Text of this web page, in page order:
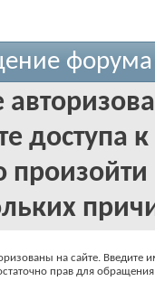
форума
доступа
на сайте. Введите
прав для